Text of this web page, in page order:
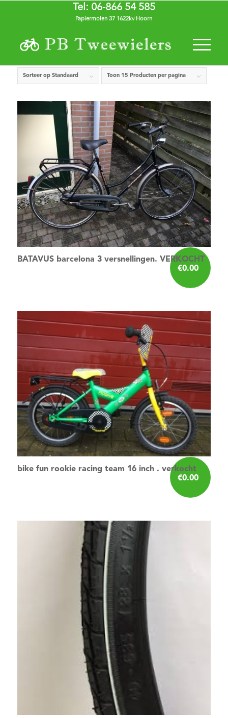
Tel: 06-866 54 585
Papiermolen 37 1622kv Hoorn
Sorteer op Standaard Toon 15 Producten per pagina
BATAVUS barcelona 3 versnellingen. VERKOCHT
€0.00
bike fun rookie racing team 16 inch . verkocht
€0.00